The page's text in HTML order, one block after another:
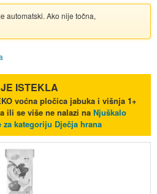
automatski. Ako nije točna,
ISTEKLA
voćna pločica jabuka i višnja 1+
ili se više ne nalazi na Njuškalo
za kategoriju Dječja hrana